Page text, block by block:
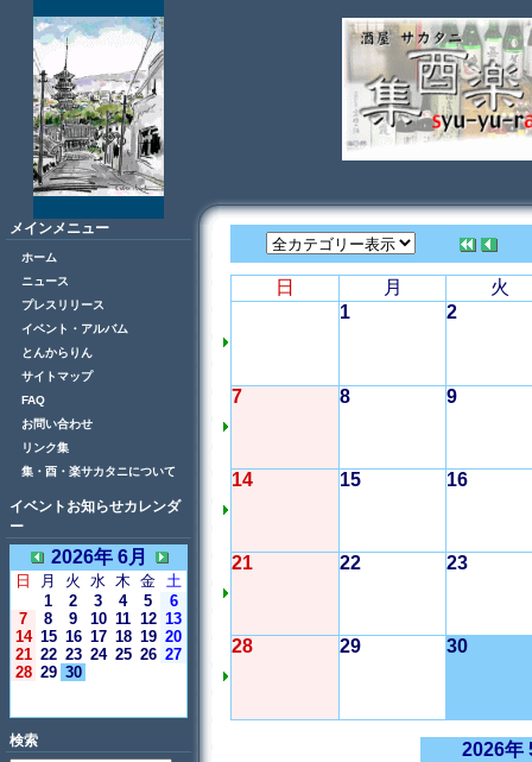
メインメニュー
ホーム
ニュース
プレスリリース
イベント・アルバム
とんからりん
サイトマップ
FAQ
お問い合わせ
リンク集
集・酉・楽サカタニについて
イベントお知らせカレンダ
ー
2026年 6月
日 月 火 水 木 金 土
1
2 3 4 5
6
7
8 9 10 11 12 13
14 15 16 17 18 19 20
21 22 23 24 25 26 27
28 29 30
検索
日 月
火
1
2
7 8 9
14 15 16
21 22 23
28 29 30
2026年